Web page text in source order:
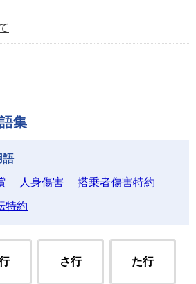
集
語
人身傷害
搭乗者傷害特約
特約
さ行 た行